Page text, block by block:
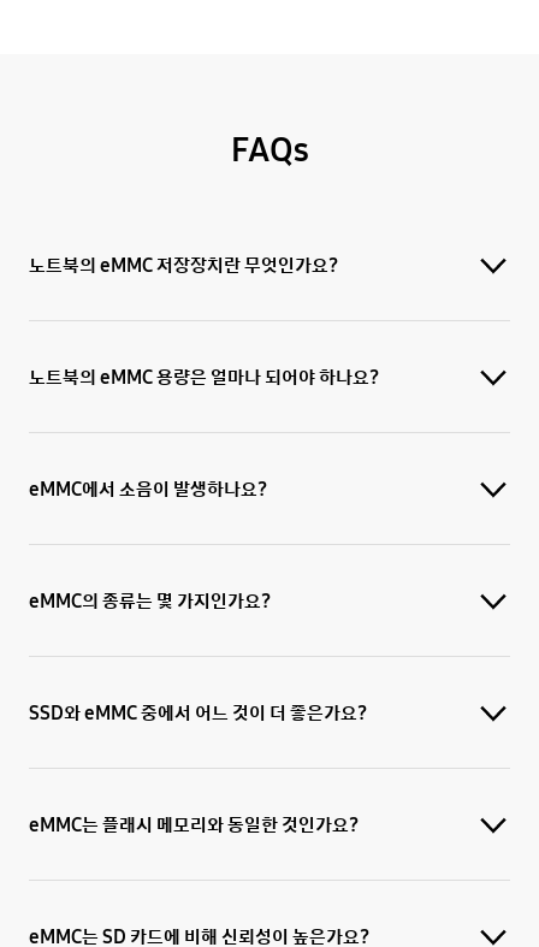
FAQs
노트북의 eMMC 저장장치란 무엇인가요?
노트북의 eMMC 용량은 얼마나 되어야 하나요?
eMMC에서 소음이 발생하나요?
eMMC의 종류는 몇 가지인가요?
SSD와 eMMC 중에서 어느 것이 더 좋은가요?
eMMC는 플래시 메모리와 동일한 것인가요?
eMMC는 SD 카드에 비해 신뢰성이 높은가요?